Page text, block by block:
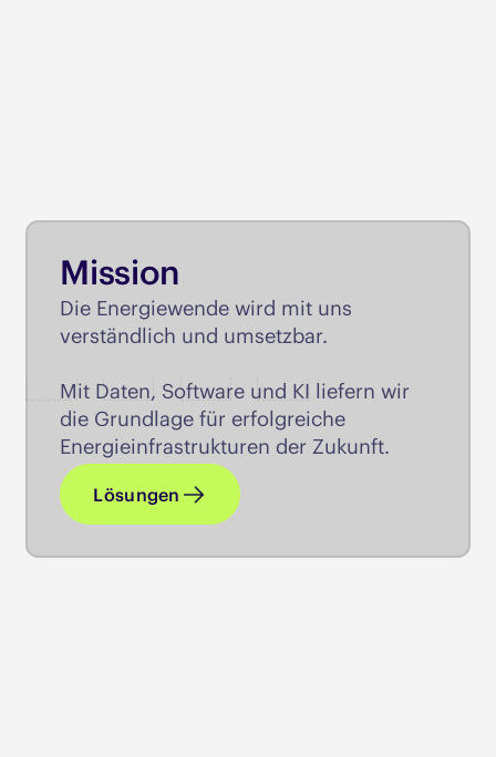
Mission
Die Energiewende wird mit uns ​
verständlich und umsetzbar.
Mit Daten, Software und KI ​liefern wir
die Grundlage ​für erfolgreiche ​
Energieinfrastrukturen ​der Zukunft.​
Lösungen